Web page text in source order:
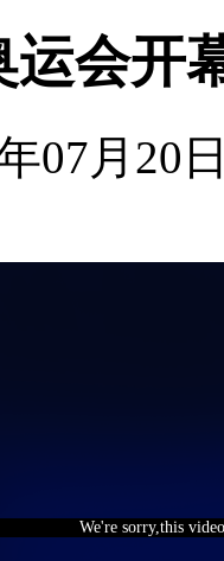
会开
07月20
We're sorry,this